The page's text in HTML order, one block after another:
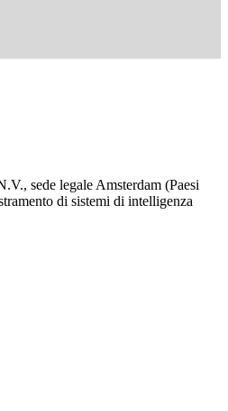
sede legale Amsterdam (Paesi
di sistemi di intelligenza